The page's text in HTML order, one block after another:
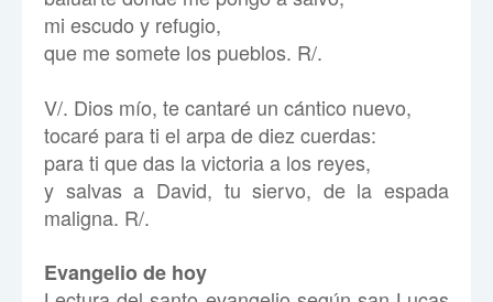
mi escudo y refugio,
que me somete los pueblos. R/.
V/. Dios mío, te cantaré un cántico nuevo,
tocaré para ti el arpa de diez cuerdas:
para ti que das la victoria a los reyes,
y salvas a David, tu siervo, de la espada
maligna. R/.
Evangelio de hoy